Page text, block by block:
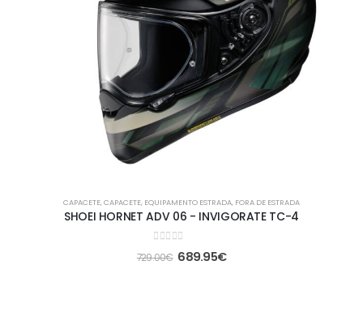
CAPACETE,CAPACETE, EQUIPAMENTO ESTRADA, FORA DE ESTRADA
SHOEI HORNET ADV 06 - INVIGORATE TC-4
out of 5
729.00€ 689.95€